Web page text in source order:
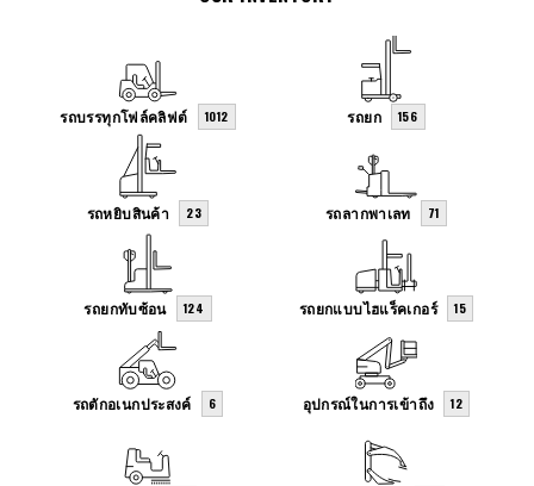
รถบรรทุกโฟล์คลิฟต์ 1012 รถยก 156
รถหยิบสินค้า 23 รถลากพาเลท 71
รถยกทับซ้อน 124 รถยกแบบไฮแร็คเกอร์ 15
รถตักอเนกประสงค์ 6 อุปกรณ์ในการเข้าถึง 12